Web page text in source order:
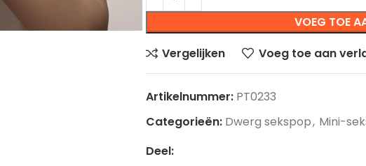
VOEG TOE
Vergelijken
Voeg toe aan
Artikelnummer: PT0233
Categorieën: Dwerg sekspop, Mini-
Deel: